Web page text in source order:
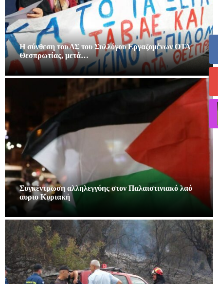
Η σύνθεση του ΔΣ του Συλλόγου Εργαζομένων ΟΤΑ
Θεσπρωτίας, μετά…
Συγκέντρωση αλληλεγγύης στον Παλαιστινιακό λαό
αυριο Κυριακή